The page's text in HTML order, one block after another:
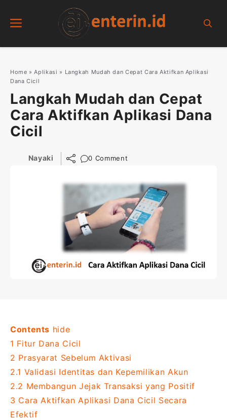
Menu
Home »Aplikasi » Langkah Mudah dan Cepat Cara Aktifkan Aplikasi
Dana Cicil
Langkah Mudah dan Cepat
Cara Aktifkan Aplikasi Dana
Cicil
Nayaki 0 Comment
Contents hide
1 Fitur Dana Cicil
2 Prasyarat Sebelum Aktivasi
2.1 Validasi Identitas dan Kepemilikan Akun
2.2 Membangun Jejak Transaksi yang Positif
3 Cara Aktifkan Aplikasi Dana Cicil Secara
Efektif